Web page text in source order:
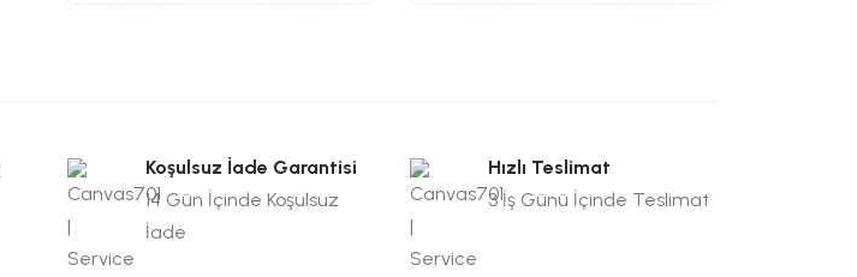
Koşulsuz İade Garantisi
14 Gün İçinde Koşulsuz
İade
Hızlı Teslimat
3 İş Günü İçinde Teslimat